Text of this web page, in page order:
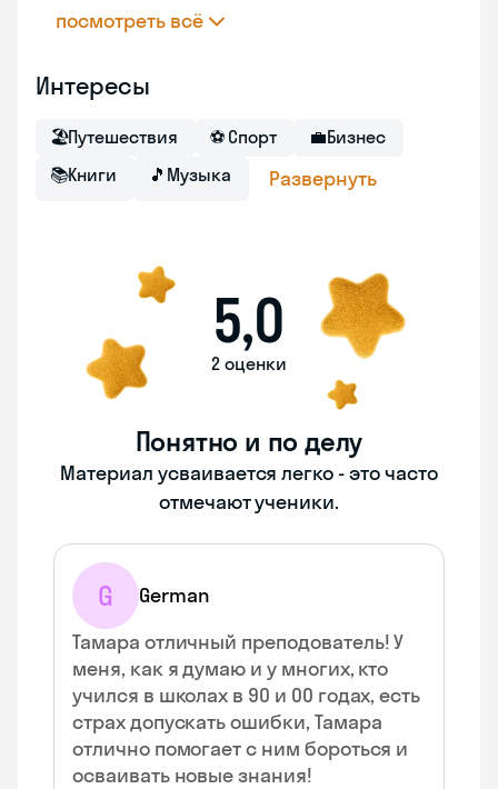
посмотреть всё
Интересы
🏖Путешествия ⚽ Спорт 💼Бизнес
📚Книги 🎵 Музыка Развернуть
5,0
2 оценки
Понятно и по делу
Материал усваивается легко - это часто
отмечают ученики.
G
German
Тамара отличный преподователь! У
меня, как я думаю и у многих, кто
учился в школах в 90 и 00 годах, есть
страх допускать ошибки, Тамара
отлично помогает с ним бороться и
осваивать новые знания!